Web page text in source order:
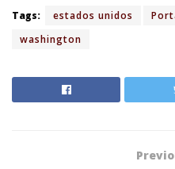
Tags: estados unidos
washington